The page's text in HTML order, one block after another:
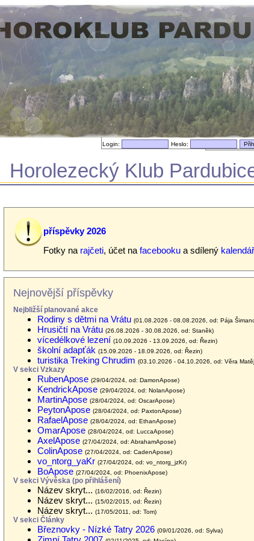
Login: Heslo:
Horolezecký Klub
příspěvky 2026
Fotky na rajčeti, účet nafacebooku a sdílený kalendář
Nejnovější příspěvky
Nejbližší planované akce
Rodiny s dětmi na Vrátu(01.08.2026 - 08.08.2026, od: Pája
Hrusičtí na Vrátu (26.08.2026 - 30.08.2026, od: Staněk)
vícedélkové lezení (10.09.2026 - 13.09.2026, od: Řezin)
školní adapťák (15.09.2026 - 18.09.2026, od: Řezin)
turistika Treking Chrudim (03.10.2026 - 04.10.2026, od: Věra
V sekci Vzkazy
RubenApose (29/04/2024, od: DamonApose)
KendrickApose (29/04/2024, od: NolanApose)
MartinApose (28/04/2024, od: OscarApose)
PeytonApose (28/04/2024, od: PaxtonApose)
RafaelApose (28/04/2024, od: EthanApose)
OmarApose (28/04/2024, od: LuccaApose)
AxelApose (27/04/2024, od: AbrahamApose)
ColinApose (27/04/2024, od: CadenApose)
vo_ntorg_yaKr (27/04/2024, od: vo_ntorg_jzKr)
BoApose (27/04/2024, od: PhoenixApose)
V sekci Vývěska (po přihlášení)
Název skryt...(16/02/2016, od: Řezin)
Název skryt...(15/02/2015, od: Řezin)
Název skryt...(17/05/2011, od: Tom)
V sekci Články
Březnovky - Nízké Tatry 2026 (09/01/2026, od: Sylva)